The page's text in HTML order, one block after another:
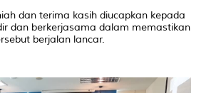
dan terima kasih diucapkan kepada
dan berkerjasama dalam memastikan
berjalan lancar.